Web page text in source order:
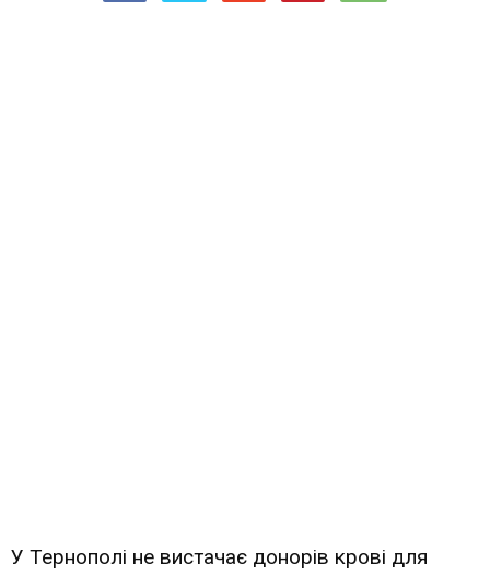
У Тернополі не вистачає донорів крові для